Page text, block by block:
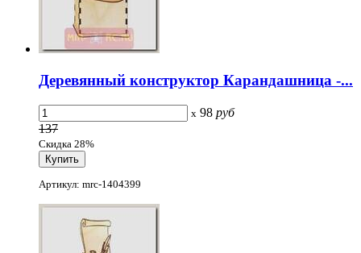
Деревянный конструктор Карандашница -...
x 98 руб
137
Скидка 28%
Артикул: mrc-1404399